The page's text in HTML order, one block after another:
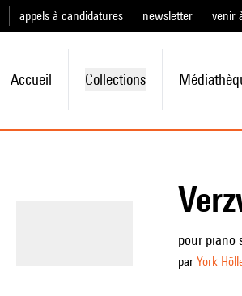
appels à candidatures newsletter venir
Accueil Collections
pour piano
par York